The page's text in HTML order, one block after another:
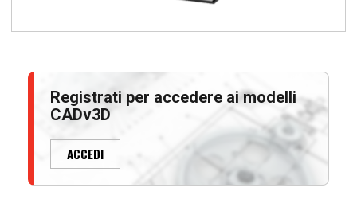
Registrati per accedere ai modelli
CADv3D
ACCEDI